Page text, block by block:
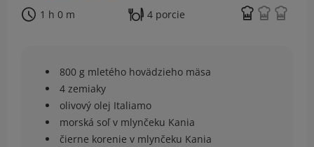
1 h 0 m 4 porcie
800 g mletého hovädzieho mäsa
4 zemiaky
olivový olej Italiamo
morská soľ v mlynčeku Kania
čierne korenie v mlynčeku Kania